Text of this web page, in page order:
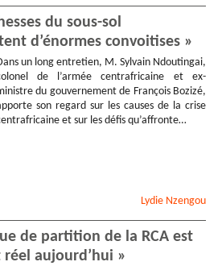
du sous-sol
d’énormes convoitises »
un long entretien, M. Sylvain Ndoutingai,
de l’armée centrafricaine et ex-
du gouvernement de François Bozizé,
son regard sur les causes de la crise
et sur les défis qu’affronte…
Lydie Nzengou
de partition de la RCA est
aujourd’hui »